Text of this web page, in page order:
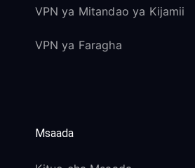
VPN ya Mitandao ya Kijamii
VPN ya Faragha
Msaada